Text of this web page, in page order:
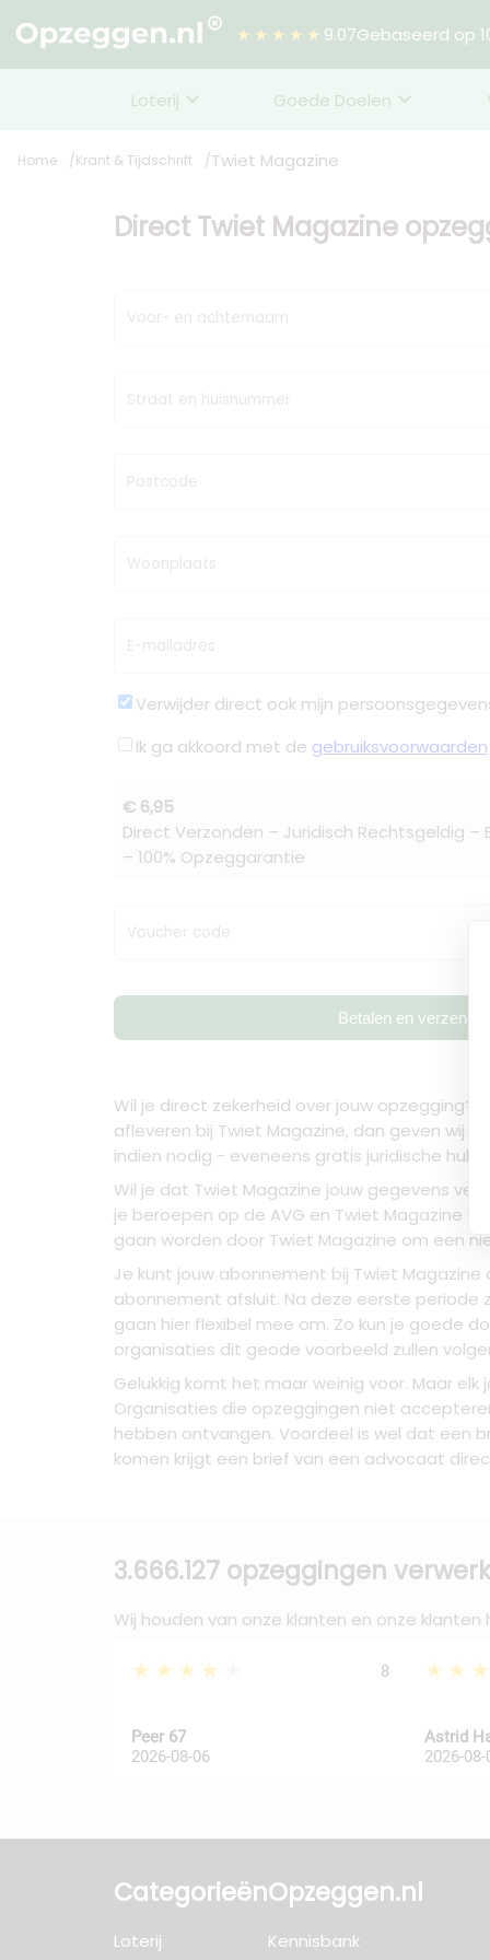
★★★★★ 9.07Gebaseerd op
Loterij Goede Doelen
Home Krant & Tijdschrift Twiet Magazine
Direct Twiet Magazine
Voor- en achternaam
Straat en huisnummer
Postcode
Woonplaats
E-mailadres
Verwijder direct ook mijn
Ik ga akkoord met de gebruiksvoorwaarden
€ 6,95
Direct Verzonden – Juridisch Rechtsgeldig –
– 100% Opzeggarantie
Voucher code
Betalen en verzenden
Wil je direct zekerheid over jouw opzegging?
afleveren bij Twiet Magazine, dan geven wij
indien nodig - eveneens gratis juridische
Wil je dat Twiet Magazine jouw gegevens
je beroepen op de AVG en Twiet Magazine
gaan worden door Twiet Magazine om een
Je kunt jouw abonnement bij Twiet
abonnement afsluit. Na deze eerste periode
gaan hier flexibel mee om. Zo kun je goede
organisaties dit geode voorbeeld zullen
Gelukkig komt het maar weinig voor. Maar
Organisaties die opzeggingen niet
hebben ontvangen. Voordeel is wel dat een
komen krijgt een brief van een advocaat
3.666.127 opzeggingen
Wij houden van onze klanten en onze klanten
★★★★★ 8
Peer 67
2026-08-06
Astrid
2026-08-
Categorieën
Loterij
Opzeggen.nl
Kennisbank